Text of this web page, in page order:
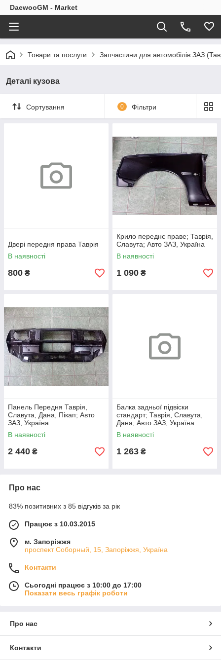
DaewooGM - Market
Товари та послуги Запчастини для автомобілів ЗАЗ
Деталі кузова
Сортування 0 Фільтри
Двері передня права Таврія
В наявності
800 ₴
Крило переднє праве; Таврія,
Славута; Авто ЗАЗ, Україна
В наявності
1 090 ₴
Панель Передня Таврія,
Славута, Дана, Пікап; Авто
ЗАЗ, Україна
В наявності
2 440 ₴
Балка задньої підвіски
стандарт; Таврія, Славута,
Дана; Авто ЗАЗ, Україна
В наявності
1 263 ₴
Про нас
83% позитивних з 85 відгуків за рік
Працює з 10.03.2015
м. Запоріжжя
проспект Соборный, 15, Запоріжжя, Україна
Контакти
Сьогодні працює з 10:00 до 17:00
Показати весь графік роботи
Про нас
Контакти